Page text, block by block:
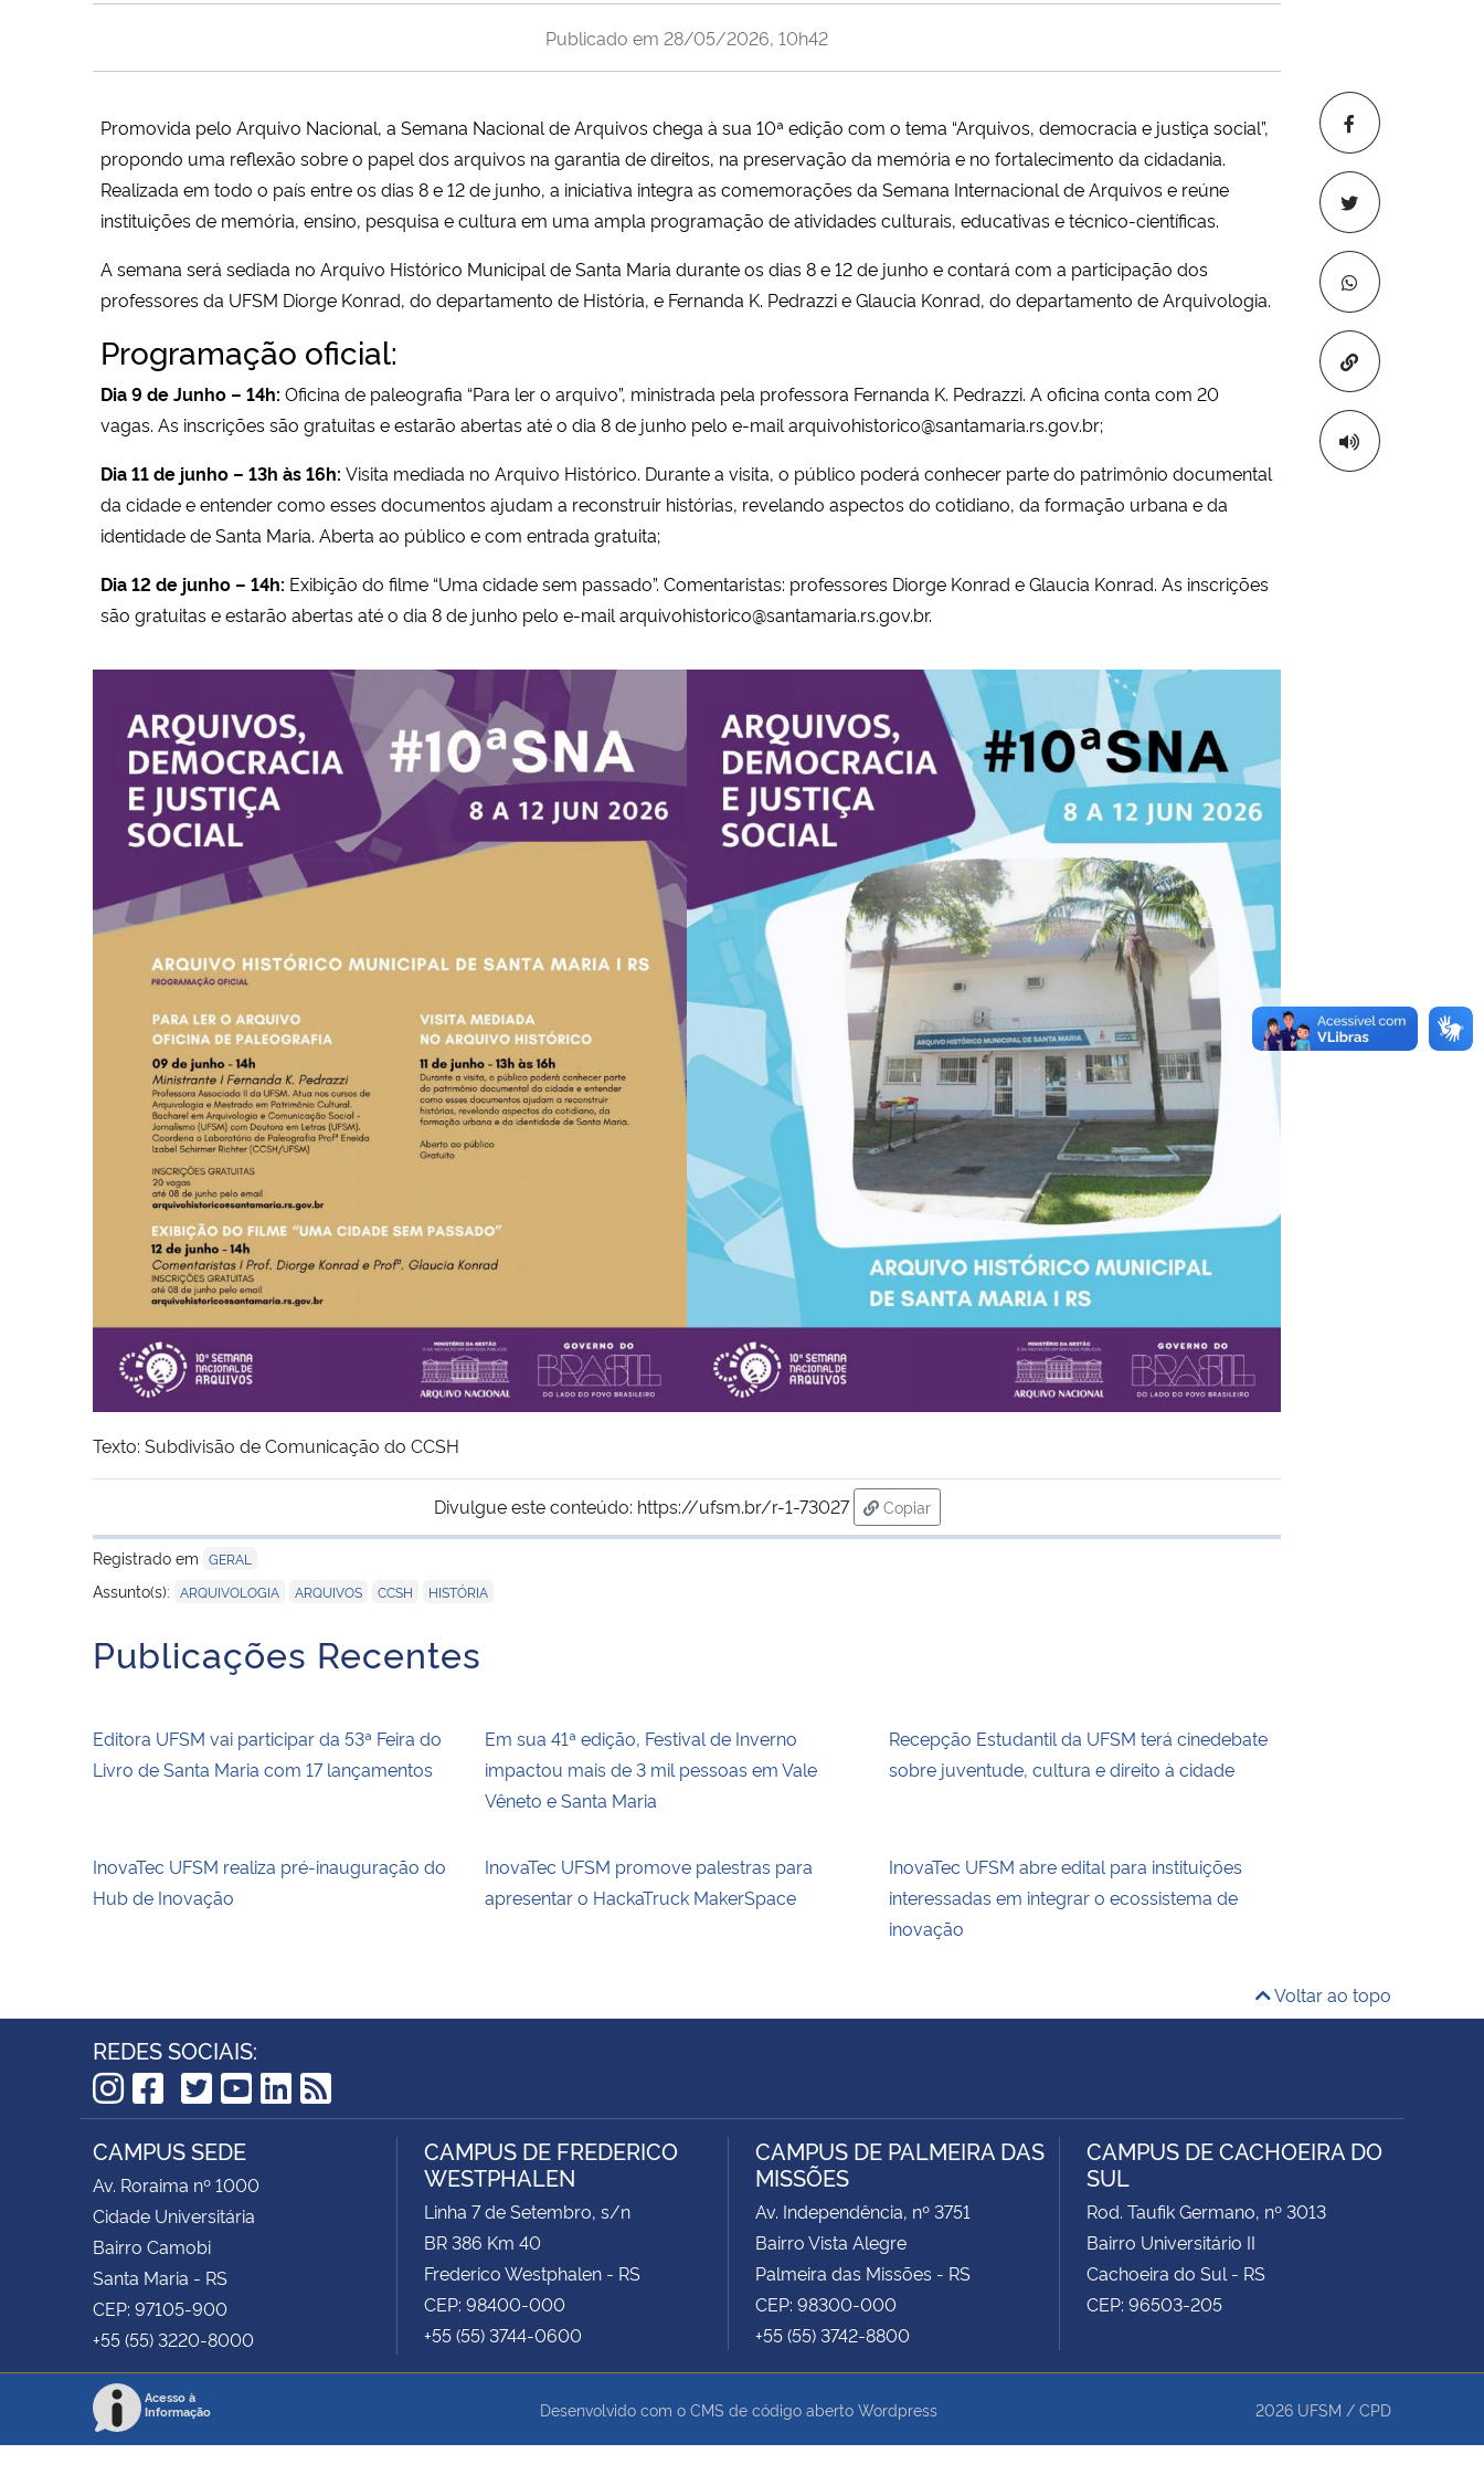
Copiar para
Publicado em 28/05/2026, 10h42
Promovida pelo Arquivo Nacional, a Semana Nacional de Arquivos chega à sua 10ª edição com o tema “Arquivos, democracia e justiça social”,
propondo uma reflexão sobre o papel dos arquivos na garantia de direitos, na preservação da memória e no fortalecimento da cidadania.
Realizada em todo o país entre os dias 8 e 12 de junho, a iniciativa integra as comemorações da Semana Internacional de Arquivos e reúne
instituições de memória, ensino, pesquisa e cultura em uma ampla programação de atividades culturais, educativas e técnico-científicas.
A semana será sediada no Arquivo Histórico Municipal de Santa Maria durante os dias 8 e 12 de junho e contará com a participação dos
professores da UFSM Diorge Konrad, do departamento de História, e Fernanda K. Pedrazzi e Glaucia Konrad, do departamento de Arquivologia.
Programação oficial:
Dia 9 de Junho – 14h: Oficina de paleografia “Para ler o arquivo”, ministrada pela professora Fernanda K. Pedrazzi. A oficina conta com 20
vagas. As inscrições são gratuitas e estarão abertas até o dia 8 de junho pelo e-mail arquivohistorico@santamaria.rs.gov.br;
Dia 11 de junho – 13h às 16h: Visita mediada no Arquivo Histórico. Durante a visita, o público poderá conhecer parte do patrimônio documental
da cidade e entender como esses documentos ajudam a reconstruir histórias, revelando aspectos do cotidiano, da formação urbana e da
identidade de Santa Maria. Aberta ao público e com entrada gratuita;
Dia 12 de junho – 14h: Exibição do filme “Uma cidade sem passado”. Comentaristas: professores Diorge Konrad e Glaucia Konrad. As inscrições
são gratuitas e estarão abertas até o dia 8 de junho pelo e-mail arquivohistorico@santamaria.rs.gov.br.
Texto: Subdivisão de Comunicação do CCSH
Divulgue este conteúdo: https://ufsm.br/r-1-73027
Copiar
para área de transferência
Registrado em GERAL
Assunto(s): ARQUIVOLOGIA ARQUIVOS CCSH HISTÓRIA
Publicações Recentes
Editora UFSM vai participar da 53ª Feira do
Livro de Santa Maria com 17 lançamentos
Em sua 41ª edição, Festival de Inverno
impactou mais de 3 mil pessoas em Vale
Vêneto e Santa Maria
Recepção Estudantil da UFSM terá cinedebate
sobre juventude, cultura e direito à cidade
InovaTec UFSM realiza pré-inauguração do
Hub de Inovação
InovaTec UFSM promove palestras para
apresentar o HackaTruck MakerSpace
InovaTec UFSM abre edital para instituições
interessadas em integrar o ecossistema de
inovação
Voltar ao topo
REDES SOCIAIS:
Instagram
Facebook
TikTok
Twitter
YouTube
LinkedIn
RSS
CAMPUS SEDE
Av. Roraima nº 1000
Cidade Universitária
Bairro Camobi
Santa Maria - RS
CEP: 97105-900
+55 (55) 3220-8000
CAMPUS DE FREDERICO
WESTPHALEN
Linha 7 de Setembro, s/n
BR 386 Km 40
Frederico Westphalen - RS
CEP: 98400-000
+55 (55) 3744-0600
CAMPUS DE PALMEIRA DAS
MISSÕES
Av. Independência, nº 3751
Bairro Vista Alegre
Palmeira das Missões - RS
CEP: 98300-000
+55 (55) 3742-8800
CAMPUS DE CACHOEIRA DO
SUL
Rod. Taufik Germano, nº 3013
Bairro Universitário II
Cachoeira do Sul - RS
CEP: 96503-205
Acesso à
Informação
Desenvolvido com o CMS de código aberto Wordpress 2026 UFSM / CPD